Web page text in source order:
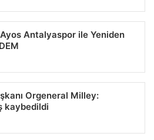
Antalyaspor ile Yeniden
Orgeneral Milley:
kaybedildi